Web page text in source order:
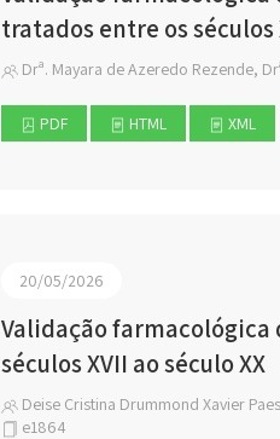
tratados entre os séculos
Drª. Mayara de Azeredo Rezende,
PDF HTML XML
20/05/2026
Validação farmacológica
séculos XVII ao século XX
Deise Cristina Drummond Xavier
e1864